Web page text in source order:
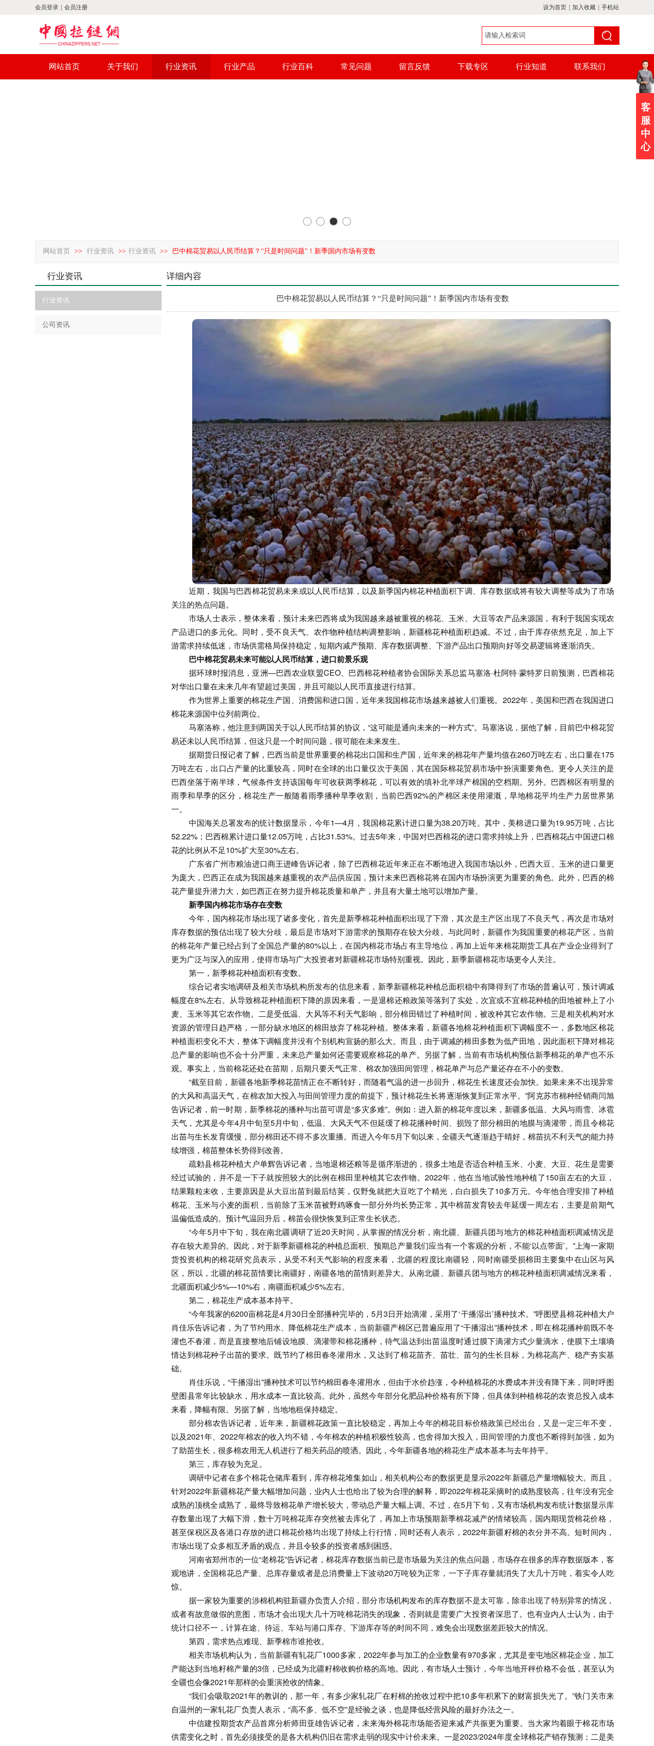
会员登录 会员注册 设为首页 加入收藏 手机站
网站首页 关于我们 行业资讯 行业产品 行业百科 常见问题 留言反馈 下载专区 行业知道 联系我们
网站首页 >> 行业资讯 >> 行业资讯 >> 巴中棉花贸易以人民币结算？“只是时间问题”！新季国内市场有变数
行业资讯
行业资讯
公司资讯
详细内容
巴中棉花贸易以人民币结算？“只是时间问题”！新季国内市场有变数
近期，我国与巴西棉花贸易未来或以人民币结算，以及新季国内棉花种植面积下调、库存数据或将有较大调整等成为了市场
关注的热点问题。
市场人士表示，整体来看，预计未来巴西将成为我国越来越被重视的棉花、玉米、大豆等农产品来源国，有利于我国实现农
产品进口的多元化。同时，受不良天气、农作物种植结构调整影响，新疆棉花种植面积趋减。不过，由于库存依然充足，加上下
游需求持续低迷，市场供需格局保持稳定，短期内减产预期、库存数据调整、下游产品出口预期向好等交易逻辑将逐渐消失。
巴中棉花贸易未来可能以人民币结算，进口前景乐观
据环球时报消息，亚洲—巴西农业联盟CEO、巴西棉花种植者协会国际关系总监马塞洛·杜阿特·蒙特罗日前预测，巴西棉花
对华出口量在未来几年有望超过美国，并且可能以人民币直接进行结算。
作为世界上重要的棉花生产国、消费国和进口国，近年来我国棉花市场越来越被人们重视。2022年，美国和巴西在我国进口
棉花来源国中位列前两位。
马塞洛称，他注意到两国关于以人民币结算的协议，“这可能是通向未来的一种方式”。马塞洛说，据他了解，目前巴中棉花贸
易还未以人民币结算，但这只是一个时间问题，很可能在未来发生。
据期货日报记者了解，巴西当前是世界重要的棉花出口国和生产国，近年来的棉花年产量均值在260万吨左右，出口量在175
万吨左右，出口占产量的比重较高，同时在全球的出口量仅次于美国，其在国际棉花贸易市场中扮演重要角色。更令人关注的是
巴西坐落于南半球，气候条件支持该国每年可收获两季棉花，可以有效的填补北半球产棉国的空档期。另外。巴西棉区有明显的
雨季和旱季的区分，棉花生产一般随着雨季播种旱季收割，当前巴西92%的产棉区未使用灌溉，旱地棉花平均生产力居世界第
一。
中国海关总署发布的统计数据显示，今年1—4月，我国棉花累计进口量为38.20万吨。其中，美棉进口量为19.95万吨，占比
52.22%；巴西棉累计进口量12.05万吨，占比31.53%。过去5年来，中国对巴西棉花的进口需求持续上升，巴西棉花占中国进口棉
花的比例从不足10%扩大至30%左右。
广东省广州市粮油进口商王进峰告诉记者，除了巴西棉花近年来正在不断地进入我国市场以外，巴西大豆、玉米的进口量更
为庞大，巴西正在成为我国越来越重视的农产品供应国，预计未来巴西棉花将在国内市场扮演更为重要的角色。此外，巴西的棉
花产量提升潜力大，如巴西正在努力提升棉花质量和单产，并且有大量土地可以增加产量。
新季国内棉花市场存在变数
今年，国内棉花市场出现了诸多变化，首先是新季棉花种植面积出现了下滑，其次是主产区出现了不良天气，再次是市场对
库存数据的预估出现了较大分歧，最后是市场对下游需求的预期存在较大分歧。与此同时，新疆作为我国重要的棉花产区，当前
的棉花年产量已经占到了全国总产量的80%以上，在国内棉花市场占有主导地位，再加上近年来棉花期货工具在产业企业得到了
更为广泛与深入的应用，使得市场与广大投资者对新疆棉花市场特别重视。因此，新季新疆棉花市场更令人关注。
第一，新季棉花种植面积有变数。
综合记者实地调研及相关市场机构所发布的信息来看，新季新疆棉花种植总面积稳中有降得到了市场的普遍认可，预计调减
幅度在8%左右。从导致棉花种植面积下降的原因来看，一是退棉还粮政策等落到了实处，次宜或不宜棉花种植的田地被种上了小
麦、玉米等其它农作物。二是受低温、大风等不利天气影响，部分棉田错过了种植时间，被改种其它农作物。三是相关机构对水
资源的管理日趋严格，一部分缺水地区的棉田放弃了棉花种植。整体来看，新疆各地棉花种植面积下调幅度不一，多数地区棉花
种植面积变化不大，整体下调幅度并没有个别机构宣扬的那么大。而且，由于调减的棉田多数为低产田地，因此面积下降对棉花
总产量的影响也不会十分严重，未来总产量如何还需要观察棉花的单产。另据了解，当前有市场机构预估新季棉花的单产也不乐
观。事实上，当前棉花还处在苗期，后期只要天气正常、棉农加强田间管理，棉花单产与总产量还存在不小的变数。
“截至目前，新疆各地新季棉花苗情正在不断转好，而随着气温的进一步回升，棉花生长速度还会加快。如果未来不出现异常
的大风和高温天气，在棉农加大投入与田间管理力度的前提下，预计棉花生长将逐渐恢复到正常水平。”阿克苏市棉种经销商闫旭
告诉记者，前一时期，新季棉花的播种与出苗可谓是“多灾多难”。例如：进入新的棉花年度以来，新疆多低温、大风与雨雪、冰雹
天气，尤其是今年4月中旬至5月中旬，低温、大风天气不但延缓了棉花播种时间、损毁了部分棉田的地膜与滴灌带，而且令棉花
出苗与生长发育缓慢，部分棉田还不得不多次重播。而进入今年5月下旬以来，全疆天气逐渐趋于晴好，棉苗抗不利天气的能力持
续增强，棉苗整体长势得到改善。
疏勅县棉花种植大户单辉告诉记者，当地退棉还粮等是循序渐进的，很多土地是否适合种植玉米、小麦、大豆、花生是需要
经过试验的，并不是一下子就按照较大的比例在棉田里种植其它农作物。2022年，他在当地试验性地种植了150亩左右的大豆，
结果颗粒未收，主要原因是从大豆出苗到最后结荚，仅野兔就把大豆吃了个精光，白白损失了10多万元。今年他合理安排了种植
棉花、玉米与小麦的面积，当前除了玉米苗被野鸡啄食一部分外均长势正常，其中棉苗发育较去年延缓一周左右，主要是前期气
温偏低造成的。预计气温回升后，棉苗会很快恢复到正常生长状态。
“今年5月中下旬，我在南北疆调研了近20天时间，从掌握的情况分析，南北疆、新疆兵团与地方的棉花种植面积调减情况是
存在较大差异的。因此，对于新季新疆棉花的种植总面积、预期总产量我们应当有一个客观的分析，不能‘以点带面’。”上海一家期
货投资机构的棉花研究员表示，从受不利天气影响的程度来看，北疆的程度比南疆轻，同时南疆受损棉田主要集中在山区与风
区，所以，北疆的棉花苗情要比南疆好，南疆各地的苗情则差异大。从南北疆、新疆兵团与地方的棉花种植面积调减情况来看，
北疆面积减少5%—10%右，南疆面积减少5%左右。
第二，棉花生产成本基本持平。
“今年我家的6200亩棉花是4月30日全部播种完毕的，5月3日开始滴灌，采用了‘干播湿出’播种技术。”呼图壁县棉花种植大户
肖佳乐告诉记者，为了节约用水、降低棉花生产成本，当前新疆产棉区已普遍应用了“干播湿出”播种技术，即在棉花播种前既不冬
灌也不春灌，而是直接整地后铺设地膜、滴灌带和棉花播种，待气温达到出苗温度时通过膜下滴灌方式少量滴水，使膜下土壤墒
情达到棉花种子出苗的要求。既节约了棉田春冬灌用水，又达到了棉花苗齐、苗壮、苗匀的生长目标，为棉花高产、稳产夯实基
础。
肖佳乐说，“干播湿出”播种技术可以节约棉田春冬灌用水，但由于水价趋涨，令种植棉花的水费成本并没有降下来，同时呼图
壁图县常年比较缺水，用水成本一直比较高。此外，虽然今年部分化肥品种价格有所下降，但具体到种植棉花的农资总投入成本
来看，降幅有限。另据了解，当地地租保持稳定。
部分棉农告诉记者，近年来，新疆棉花政策一直比较稳定，再加上今年的棉花目标价格政策已经出台，又是一定三年不变，
以及2021年、2022年棉农的收入均不错，今年棉农的种植积极性较高，也舍得加大投入，田间管理的力度也不断得到加强，如为
了助苗生长，很多棉农用无人机进行了相关药品的喷洒。因此，今年新疆各地的棉花生产成本基本与去年持平。
第三，库存较为充足。
调研中记者在多个棉花仓储库看到，库存棉花堆集如山，相关机构公布的数据更是显示2022年新疆总产量增幅较大。而且，
针对2022年新疆棉花产量大幅增加问题，业内人士也给出了较为合理的解释，即2022年棉花采摘时的成熟度较高，往年没有完全
成熟的顶桃全成熟了，最终导致棉花单产增长较大，带动总产量大幅上调。不过，在5月下旬，又有市场机构发布统计数据显示库
存数量出现了大幅下滑，数十万吨棉花库存突然被去库化了，再加上市场预期新季棉花减产的情绪较高，国内期现货棉花价格，
甚至保税区及各港口存放的进口棉花价格均出现了持续上行行情，同时还有人表示，2022年新疆籽棉的衣分并不高。短时间内，
市场出现了众多相互矛盾的观点，并且令较多的投资者感到困惑。
河南省郑州市的一位“老棉花”告诉记者，棉花库存数据当前已是市场最为关注的焦点问题，市场存在很多的库存数据版本，客
观地讲，全国棉花总产量、总库存量或者是总消费量上下波动20万吨较为正常，一下子库存量就消失了大几十万吨，着实令人吃
惊。
据一家较为重要的涉棉机构驻新疆办负责人介绍，部分市场机构发布的库存数据不是太可靠，除非出现了特别异常的情况，
或者有故意做假的意图，市场才会出现大几十万吨棉花消失的现象，否则就是需要广大投资者深思了。也有业内人士认为，由于
统计口径不一，计算在途、待运、车站与港口库存、下游库存等的时间不同，难免会出现数据差距较大的情况。
第四，需求热点难现、新季棉市谁抢收。
相关市场机构认为，当前新疆有轧花厂1000多家，2022年参与加工的企业数量有970多家，尤其是奎屯地区棉花企业，加工
产能达到当地籽棉产量的3倍，已经成为北疆籽棉收购价格的高地。因此，有市场人士预计，今年当地开秤价格不会低，甚至认为
全疆也会像2021年那样的会重演抢收的情象。
“我们会吸取2021年的教训的，那一年，有多少家轧花厂在籽棉的抢收过程中把10多年积累下的财富损失光了。”铁门关市来
自温州的一家轧花厂负责人表示，“高不多、低不空”是经验之谈，也是降低经营风险的最好办法之一。
中信建投期货农产品首席分析师田亚雄告诉记者，未来海外棉花市场能否迎来减产共振更为重要。当大家均着眼于棉花市场
供需变化之时，首先必须接受的是各大机构仍旧在需求走弱的现实中计价未来。一是2023/2024年度全球棉花产销存预测；二是美
客
服
中
心